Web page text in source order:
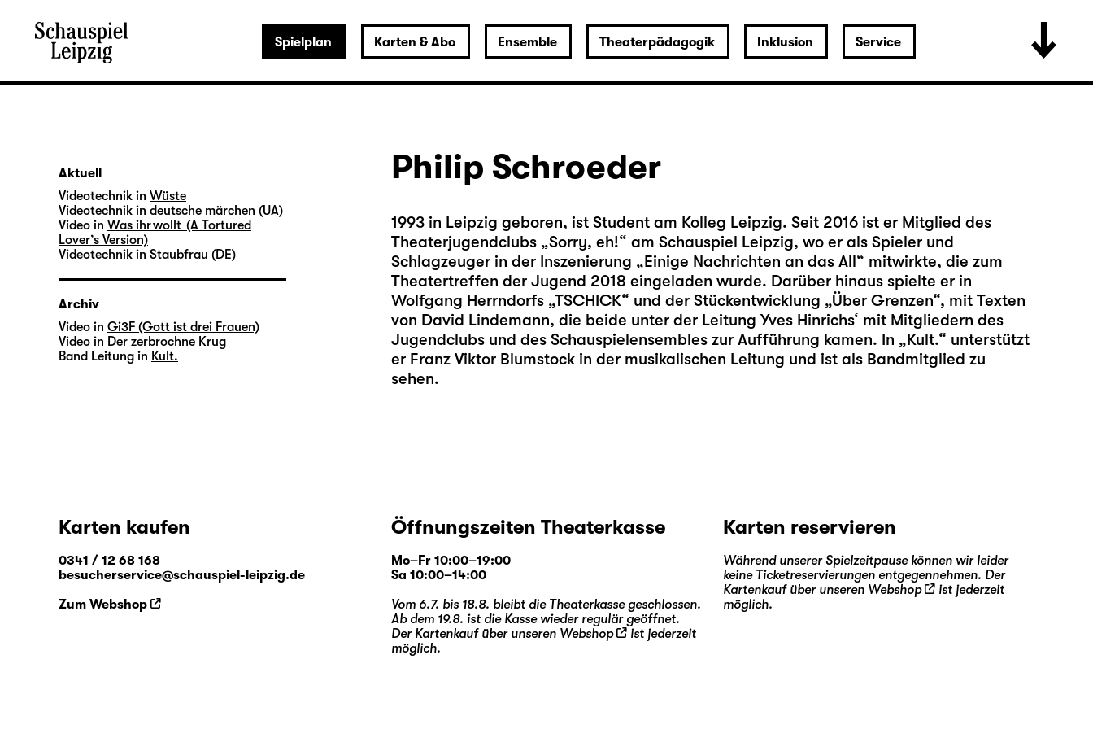
Spielplan Karten & Abo Ensemble Theaterpädagogik Inklusion Service
Philip Schroeder
1993 in Leipzig geboren, ist Student am Kolleg Leipzig. Seit 2016 ist er Mitglied des
Theaterjugendclubs „Sorry, eh!“ am Schauspiel Leipzig, wo er als Spieler und
Schlagzeuger in der Inszenierung „Einige Nachrichten an das All“ mitwirkte, die zum
Theatertreffen der Jugend 2018 eingeladen wurde. Darüber hinaus spielte er in
Wolfgang Herrndorfs „TSCHICK“ und der Stückentwicklung „Über Grenzen“, mit Texten
von David Lindemann, die beide unter der Leitung Yves Hinrichs‘ mit Mitgliedern des
Jugendclubs und des Schauspielensembles zur Aufführung kamen. In „Kult.“ unterstützt
er Franz Viktor Blumstock in der musikalischen Leitung und ist als Bandmitglied zu
sehen.
Aktuell
Videotechnik in Wüste
Videotechnik in deutsche märchen (UA)
Video in Was ihr wollt (A Tortured
Lover’s Version)
Videotechnik in Staubfrau (DE)
Archiv
Video in Gi3F (Gott ist drei Frauen)
Video in Der zerbrochne Krug
Band Leitung in Kult.
Karten kaufen
0341 / 12 68 168
besucherservice@schauspiel-leipzig.de
Zum Webshop
Öffnungszeiten Theaterkasse
Mo–Fr 10:00–19:00
Sa 10:00–14:00
Vom 6.7. bis 18.8. bleibt die Theaterkasse geschlossen.
Ab dem 19.8. ist die Kasse wieder regulär geöffnet.
Der Kartenkauf über unseren Webshop
ist jederzeit
möglich.
Karten reservieren
Während unserer Spielzeitpause können wir leider
keine Ticketreservierungen entgegennehmen. Der
Kartenkauf über unseren Webshop
ist jederzeit
möglich.